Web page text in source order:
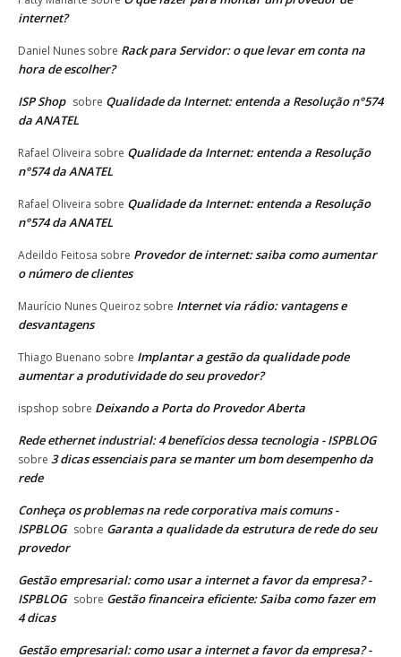
internet?
Daniel Nunes sobre Rack para Servidor: o que levar em conta na
hora de escolher?
ISP Shop sobre Qualidade da Internet: entenda a Resolução n°574
da ANATEL
Rafael Oliveira sobre Qualidade da Internet: entenda a Resolução
n°574 da ANATEL
Rafael Oliveira sobre Qualidade da Internet: entenda a Resolução
n°574 da ANATEL
Adeildo Feitosa sobre Provedor de internet: saiba como aumentar
o número de clientes
Maurício Nunes Queiroz sobre Internet via rádio: vantagens e
desvantagens
Thiago Buenano sobre Implantar a gestão da qualidade pode
aumentar a produtividade do seu provedor?
ispshop sobre Deixando a Porta do Provedor Aberta
Rede ethernet industrial: 4 benefícios dessa tecnologia - ISPBLOG
sobre 3 dicas essenciais para se manter um bom desempenho da
rede
Conheça os problemas na rede corporativa mais comuns -
ISPBLOG sobre Garanta a qualidade da estrutura de rede do seu
provedor
Gestão empresarial: como usar a internet a favor da empresa? -
ISPBLOG sobre Gestão financeira eficiente: Saiba como fazer em
4 dicas
Gestão empresarial: como usar a internet a favor da empresa? -